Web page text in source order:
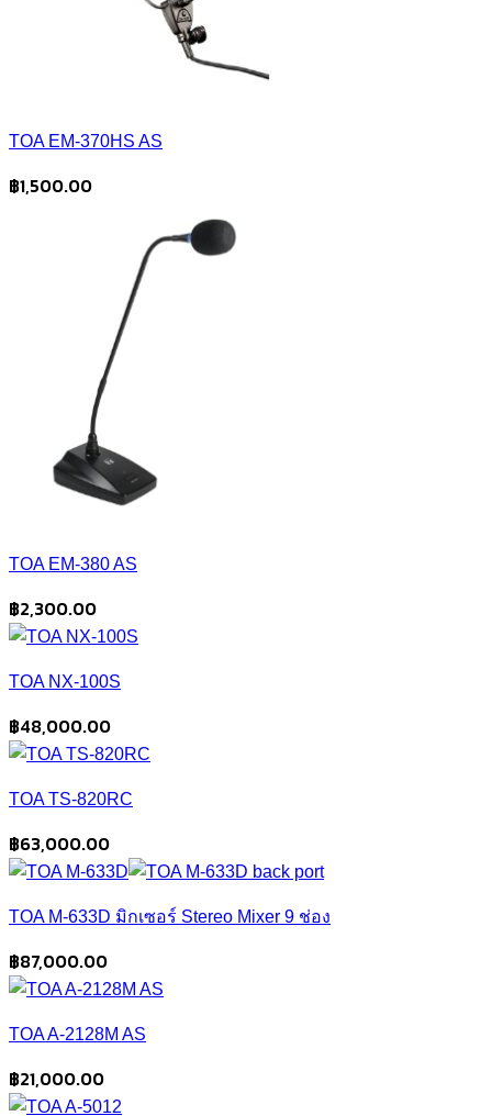
TOA EM-370HS AS
฿1,500.00
TOA EM-380 AS
฿2,300.00
TOA NX-100S
฿48,000.00
TOA TS-820RC
฿63,000.00
TOA M-633D มิกเซอร์ Stereo Mixer 9 ช่อง
฿87,000.00
TOA A-2128M AS
฿21,000.00